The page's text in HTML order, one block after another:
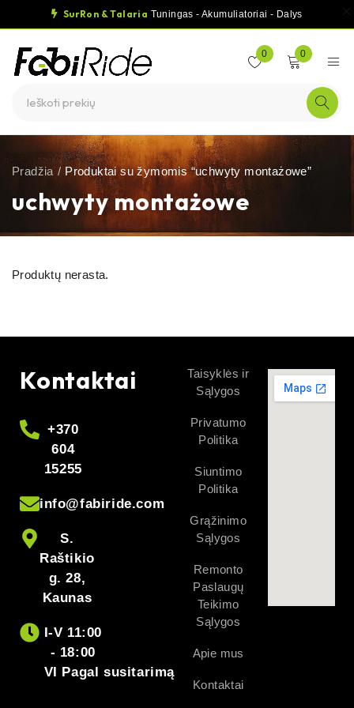
SurRon & Talaria Tuningas - Akumuliatoriai - Dalys
0 0
uchwyty montażowe
Pradžia / Produktai su žymomis “uchwyty montażowe”
Produktų nerasta.
Kontaktai
+370
604
15255
info@fabiride.com
S.
Raštikio
g. 28,
Kaunas
I-V 11:00
- 18:00
VI Pagal susitarimą
Taisyklės ir
Sąlygos
Privatumo
Politika
Siuntimo
Politika
Grąžinimo
Sąlygos
Remonto
Paslaugų
Teikimo
Sąlygos
Apie mus
Kontaktai